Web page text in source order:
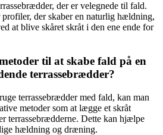
der er velegnede til fald.
der skaber en naturlig hældning,
at blive skåret skråt i den ene ende for
til at skabe fald på en
terrassebrædder?
terrassebrædder med fald, kan man
metoder som at lægge et skråt
terrassebrædderne. Dette kan hjælpe
hældning og dræning.